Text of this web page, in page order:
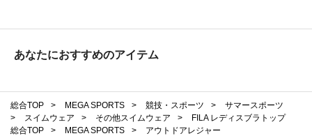
あなたにおすすめのアイテム
総合TOP > MEGA SPORTS > 競技・スポーツ >
サマースポーツ
>
スイムウェア > その他スイムウェア >
FILA レディスブラトップ
総合TOP
> MEGA SPORTS >
アウトドアレジャー